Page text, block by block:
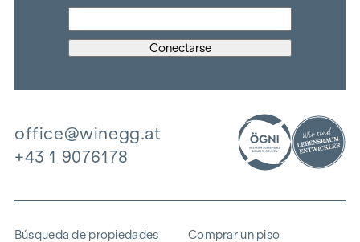
office@winegg.at
+43 1 9076178
Búsqueda de propiedades
Comprar un piso